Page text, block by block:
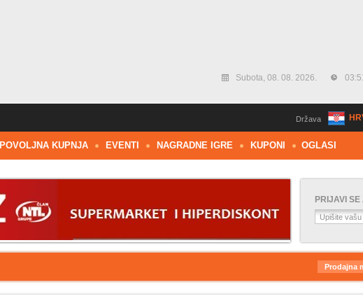
Subota, 08. 08. 2026.
Država
POVOLJNA KUPNJA EVENTI NAGRADNE IGRE KUPONI OGLASI
PRIJAVI SE
Prodajna